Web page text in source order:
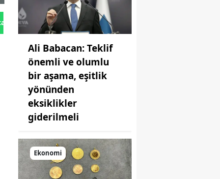
Gönder
Ali Babacan: Teklif
önemli ve olumlu
bir aşama, eşitlik
yönünden
eksiklikler
giderilmeli
Ekonomi